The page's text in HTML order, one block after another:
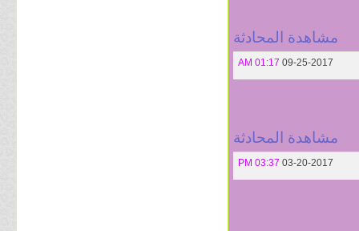
مشاهدة المحادثة
09-25-2017
01:17 AM
مشاهدة المحادثة
03-20-2017
03:37 PM